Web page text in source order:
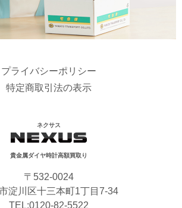
プライバシーポリシー
特定商取引法の表示
ネクサス
貴金属ダイヤ時計高額買取り
〒532-0024
淀川区十三本町1丁目7-34
TEL:0120-82-5522